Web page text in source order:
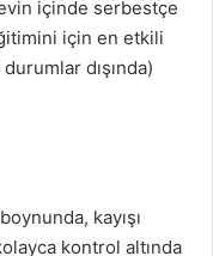
içinde serbestçe
için en etkili
dışında)
kayışı
kontrol altında